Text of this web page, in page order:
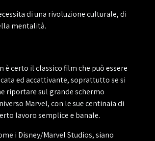
di una rivoluzione culturale, di
mentalità.
è certo il classico film che può essere
ed accattivante, soprattutto se si
riportare sul grande schermo
Marvel, con le sue centinaia di
lavoro semplice e banale.
i Disney/Marvel Studios, siano